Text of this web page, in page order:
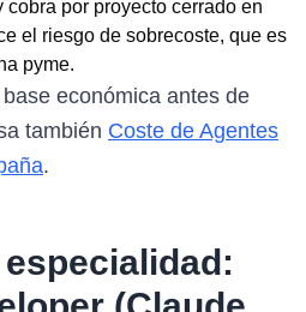
cobra por proyecto cerrado en
el riesgo de sobrecoste, que es
pyme.
económica antes de
también Coste de Agentes
.